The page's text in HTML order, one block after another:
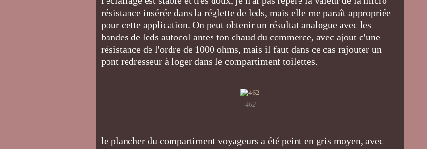
résistance insérée dans la réglette de leds, mais elle me paraît appropriée
pour cette application. On peut obtenir un résultat analogue avec les
bandes de leds autocollantes ton chaud du commerce, avec ajout d'une
résistance de l'ordre de 1000 ohms, mais il faut dans ce cas rajouter un
pont redresseur à loger dans le compartiment toilettes.
462
le plancher du compartiment voyageurs a été peint en gris moyen, avec